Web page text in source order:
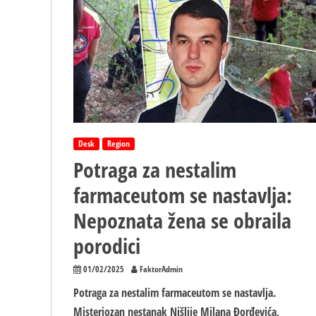
SIGURNA“
Majka
farmaceuta
Milana
Đorđević
ne
veruje
u
ove
nove
detalje
o
nestanku
MI
DA
MIRA“
Desk Region
Potraga za nestalim
farmaceutom se nastavlja:
Nepoznata žena se obraila
porodici
01/02/2025 FaktorAdmin
Potraga za nestalim farmaceutom se nastavlja.
Misteriozan nestanak Nišlije Milana Đorđevića,